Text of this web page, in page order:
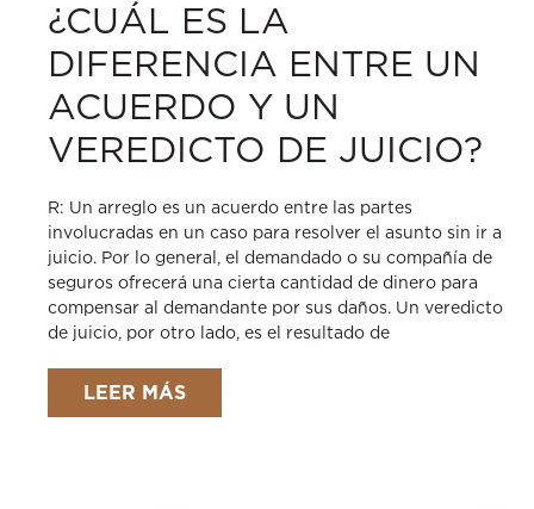
¿CUÁL ES LA
DIFERENCIA ENTRE UN
ACUERDO Y UN
VEREDICTO DE JUICIO?
R: Un arreglo es un acuerdo entre las partes
involucradas en un caso para resolver el asunto sin ir a
juicio. Por lo general, el demandado o su compañía de
seguros ofrecerá una cierta cantidad de dinero para
compensar al demandante por sus daños. Un veredicto
de juicio, por otro lado, es el resultado de
LEER MÁS